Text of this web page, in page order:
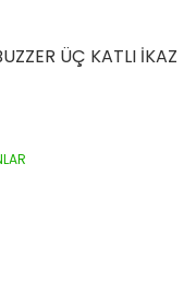
ÜÇ KATLI İKAZ